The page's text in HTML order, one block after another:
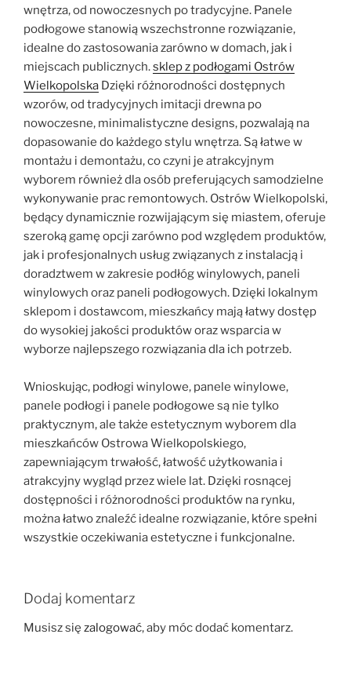
wnętrza, od nowoczesnych po tradycyjne. Panele
podłogowe stanowią wszechstronne rozwiązanie,
idealne do zastosowania zarówno w domach, jak i
miejscach publicznych.sklep z podłogami Ostrów
Wielkopolska Dzięki różnorodności dostępnych
wzorów, od tradycyjnych imitacji drewna po
nowoczesne, minimalistyczne designs, pozwalają na
dopasowanie do każdego stylu wnętrza. Są łatwe w
montażu i demontażu, co czyni je atrakcyjnym
wyborem również dla osób preferujących samodzielne
wykonywanie prac remontowych. Ostrów Wielkopolski,
będący dynamicznie rozwijającym się miastem, oferuje
szeroką gamę opcji zarówno pod względem produktów,
jak i profesjonalnych usług związanych z instalacją i
doradztwem w zakresie podłóg winylowych, paneli
winylowych oraz paneli podłogowych. Dzięki lokalnym
sklepom i dostawcom, mieszkańcy mają łatwy dostęp
do wysokiej jakości produktów oraz wsparcia w
wyborze najlepszego rozwiązania dla ich potrzeb.
Wnioskując, podłogi winylowe, panele winylowe,
panele podłogi i panele podłogowe są nie tylko
praktycznym, ale także estetycznym wyborem dla
mieszkańców Ostrowa Wielkopolskiego,
zapewniającym trwałość, łatwość użytkowania i
atrakcyjny wygląd przez wiele lat. Dzięki rosnącej
dostępności i różnorodności produktów na rynku,
można łatwo znaleźć idealne rozwiązanie, które spełni
wszystkie oczekiwania estetyczne i funkcjonalne.
Dodaj komentarz
Musisz się zalogować, aby móc dodać komentarz.